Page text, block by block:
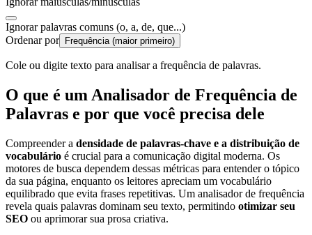
Ignorar palavras comuns (o, a, de, que...)
Ordenar por Frequência (maior primeiro)
Cole ou digite texto para analisar a frequência de palavras.
O que é um Analisador de Frequência de
Palavras e por que você precisa dele
Compreender a densidade de palavras-chave e a distribuição de
vocabulário é crucial para a comunicação digital moderna. Os
motores de busca dependem dessas métricas para entender o tópico
da sua página, enquanto os leitores apreciam um vocabulário
equilibrado que evita frases repetitivas. Um analisador de frequência
revela quais palavras dominam seu texto, permitindo otimizar seu
SEO ou aprimorar sua prosa criativa.